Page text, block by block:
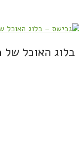
בלוג האוכל של